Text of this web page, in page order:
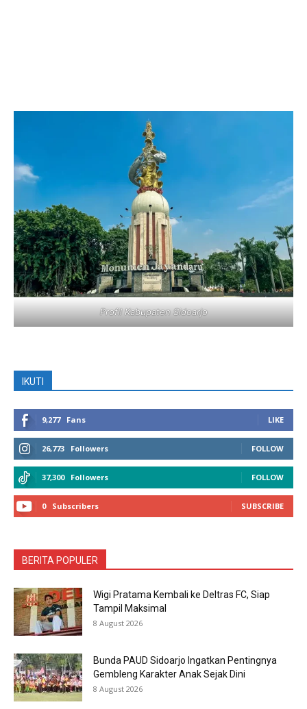
Profil Kabupaten Sidoarjo
IKUTI
9,277 Fans LIKE
26,773 Followers FOLLOW
37,300 Followers FOLLOW
0 Subscribers SUBSCRIBE
BERITA POPULER
Wigi Pratama Kembali ke Deltras FC, Siap
Tampil Maksimal
8 August 2026
Bunda PAUD Sidoarjo Ingatkan Pentingnya
Gembleng Karakter Anak Sejak Dini
8 August 2026